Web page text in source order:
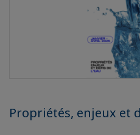
Propriétés, enjeux et